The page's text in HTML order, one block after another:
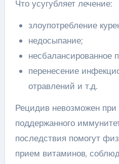
Что усугубляет лечение:
злоупотребление
недосыпание;
несбалансированное
перенесение
отравлений и т.д.
Рецидив невозможен при
поддержанного
последствия помогут
прием витаминов,